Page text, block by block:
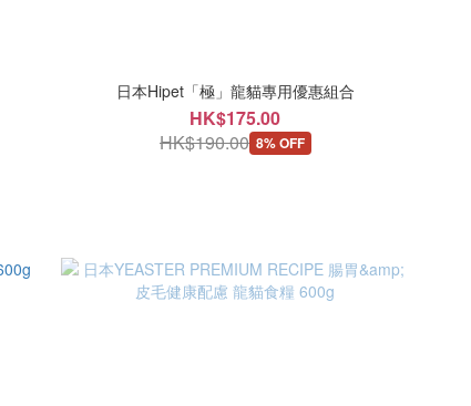
日本Hipet「極」龍貓專用優惠組合
HK$175.00
HK$190.00 8% OFF